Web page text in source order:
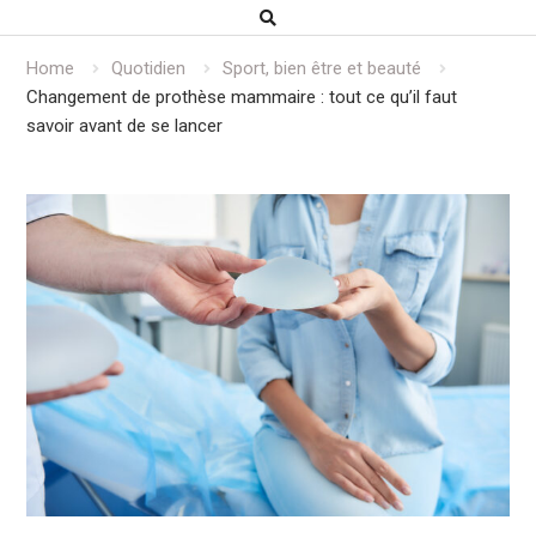
Home Quotidien
Sport, bien être et beauté
Changement de prothèse mammaire : tout ce qu’il faut
savoir avant de se lancer